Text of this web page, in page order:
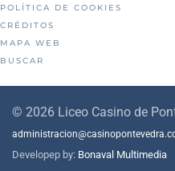
POLÍTICA DE COOKIES
CRÉDITOS
MAPA WEB
BUSCAR
© 2026 Liceo Casino de
Developep by: Bonaval Multimedia